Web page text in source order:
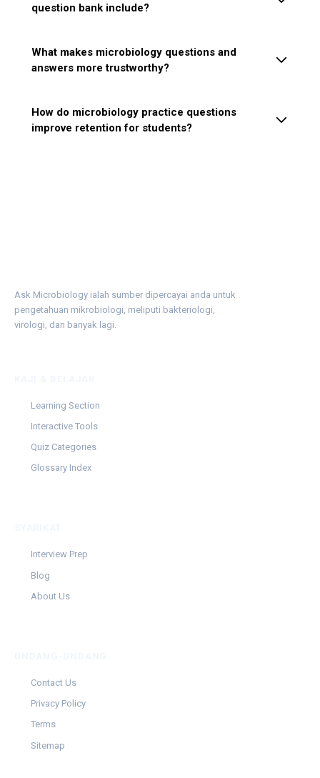
question bank include?
What makes microbiology questions and
answers more trustworthy?
How do microbiology practice questions
improve retention for students?
Ask Microbiology ialah sumber dipercayai anda untuk
pengetahuan mikrobiologi, meliputi bakteriologi,
virologi, dan banyak lagi.
Learning Section
Interactive Tools
Quiz Categories
Glossary Index
Interview Prep
Blog
About Us
Contact Us
Privacy Policy
Terms
Sitemap